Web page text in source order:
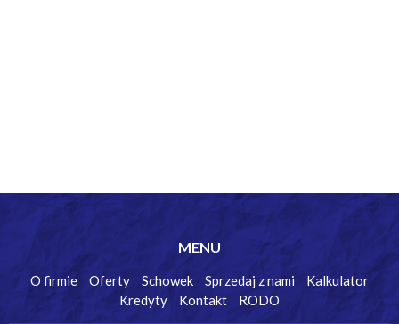
MENU
O firmie Oferty Schowek Sprzedaj z nami
Kalkulator
Kredyty
Kontakt RODO